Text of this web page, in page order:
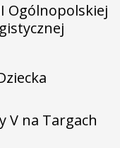
Ogólnopolskiej
V na Targach